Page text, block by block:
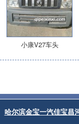
小康V27车头
哈尔滨金宝一汽佳宝昌